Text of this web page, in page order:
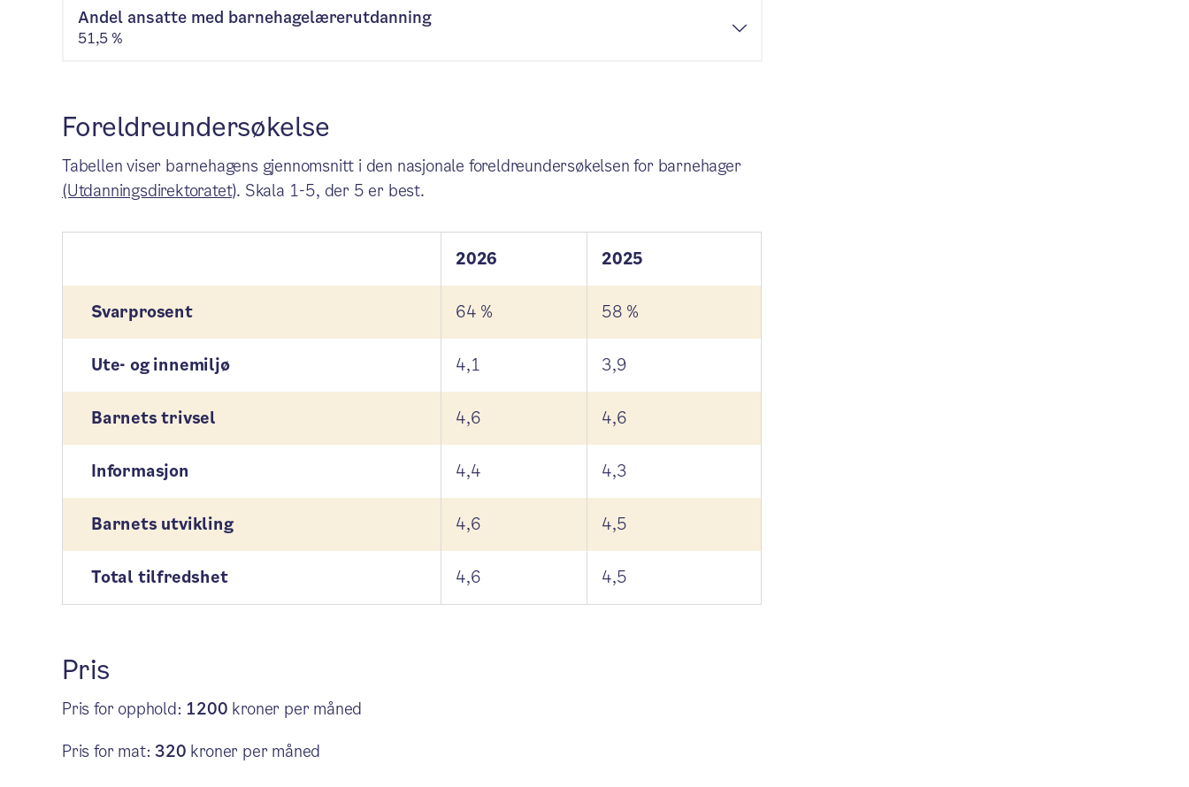
Andel ansatte med barnehagelærerutdanning
51,5 %
Foreldreundersøkelse
Tabellen viser barnehagens gjennomsnitt i den nasjonale foreldreundersøkelsen for barnehager
(Utdanningsdirektoratet). Skala 1-5, der 5 er best.
2026 2025
Svarprosent 64 % 58 %
Ute- og innemiljø 4,1 3,9
Barnets trivsel 4,6 4,6
Informasjon 4,4 4,3
Barnets utvikling 4,6 4,5
Total tilfredshet 4,6 4,5
Pris
Pris for opphold: 1200 kroner per måned
Pris for mat:320 kroner per måned